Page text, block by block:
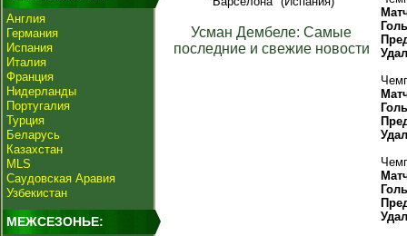
Англия
Германия
Испания
Италия
Франция
Нидерланды
Португалия
Турция
Беларусь
Казахстан
MLS
Саудовская Аравия
Узбекистан
МЕЖСЕЗОНЬЕ:
Усман Дембеле: Самые
последние и свежие новости